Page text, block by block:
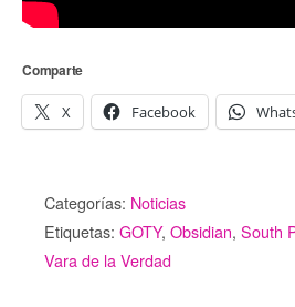
Comparte
X Facebook
Categorías: Noticias
Etiquetas: GOTY, Obsidian, South
Vara de la Verdad